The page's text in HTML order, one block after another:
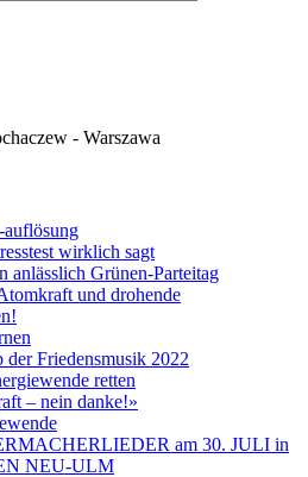
- Warszawa
auflösung
wirklich sagt
Grünen-Parteitag
und drohende
der Friedensmusik 2022
retten
– nein danke!»
am 30. JULI in
NEU-ULM